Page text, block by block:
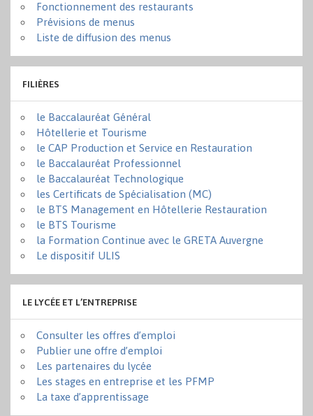
Fonctionnement des restaurants
Prévisions de menus
Liste de diffusion des menus
FILIÈRES
le Baccalauréat Général
Hôtellerie et Tourisme
le CAP Production et Service en Restauration
le Baccalauréat Professionnel
le Baccalauréat Technologique
les Certificats de Spécialisation (MC)
le BTS Management en Hôtellerie Restauration
le BTS Tourisme
la Formation Continue avec le GRETA Auvergne
Le dispositif ULIS
LE LYCÉE ET L’ENTREPRISE
Consulter les offres d’emploi
Publier une offre d’emploi
Les partenaires du lycée
Les stages en entreprise et les PFMP
La taxe d’apprentissage